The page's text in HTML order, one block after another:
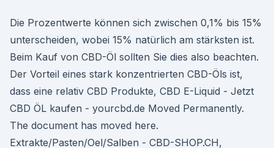
Die Prozentwerte können sich zwischen 0,1% bis 15%
unterscheiden, wobei 15% natürlich am stärksten ist.
Beim Kauf von CBD-Öl sollten Sie dies also beachten.
Der Vorteil eines stark konzentrierten CBD-Öls ist,
dass eine relativ CBD Produkte, CBD E-Liquid - Jetzt
CBD ÖL kaufen - yourcbd.de Moved Permanently.
The document has moved here.
Extrakte/Pasten/Oel/Salben - CBD-SHOP.CH,